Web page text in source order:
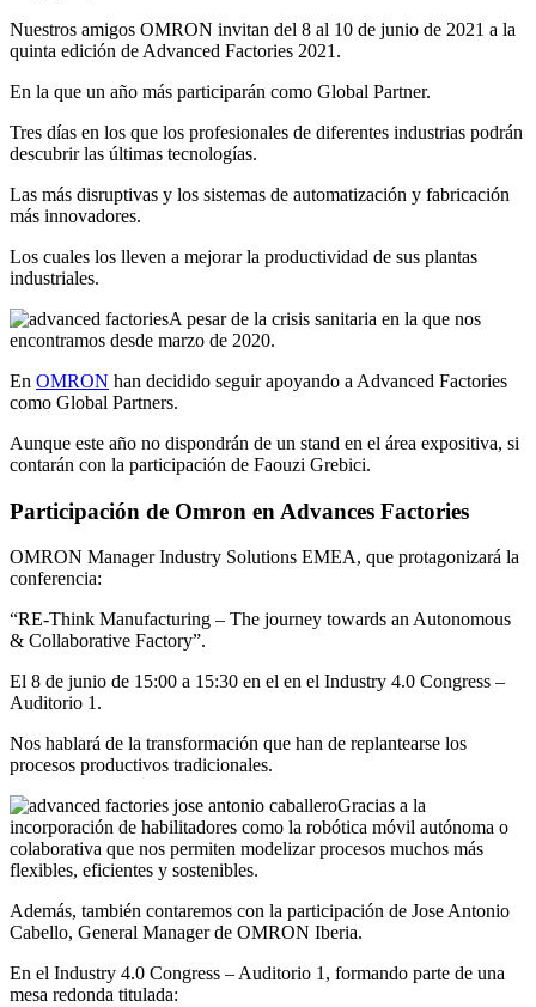
Nuestros amigos OMRON invitan del 8 al 10 de junio de 2021 a la
quinta edición de Advanced Factories 2021.
En la que un año más participarán como Global Partner.
Tres días en los que los profesionales de diferentes industrias podrán
descubrir las últimas tecnologías.
Las más disruptivas y los sistemas de automatización y fabricación
más innovadores.
Los cuales los lleven a mejorar la productividad de sus plantas
industriales.
A pesar de la crisis sanitaria en la que nos
encontramos desde marzo de 2020.
En OMRON han decidido seguir apoyando a Advanced Factories
como Global Partners.
Aunque este año no dispondrán de un stand en el área expositiva, si
contarán con la participación de Faouzi Grebici.
Participación de Omron en Advances Factories
OMRON Manager Industry Solutions EMEA, que protagonizará la
conferencia:
“RE-Think Manufacturing – The journey towards an Autonomous
& Collaborative Factory”.
El 8 de junio de 15:00 a 15:30 en el en el Industry 4.0 Congress –
Auditorio 1.
Nos hablará de la transformación que han de replantearse los
procesos productivos tradicionales.
Gracias a la
incorporación de habilitadores como la robótica móvil autónoma o
colaborativa que nos permiten modelizar procesos muchos más
flexibles, eficientes y sostenibles.
Además, también contaremos con la participación de Jose Antonio
Cabello, General Manager de OMRON Iberia.
En el Industry 4.0 Congress – Auditorio 1, formando parte de una
mesa redonda titulada: